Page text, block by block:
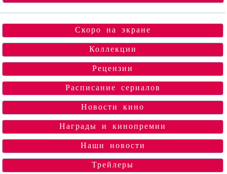
Скоро на экране
Коллекции
Рецензии
Расписание сериалов
Новости кино
Награды и кинопремии
Наши новости
Трейлеры